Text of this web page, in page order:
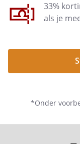
33%
als je
*Onder